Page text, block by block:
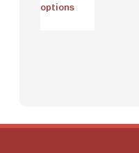
options